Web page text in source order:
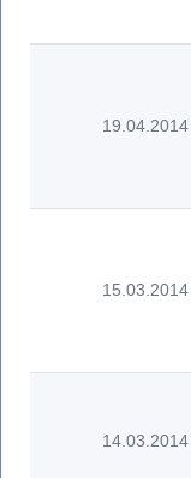
19.04.2014
15.03.2014
14.03.2014